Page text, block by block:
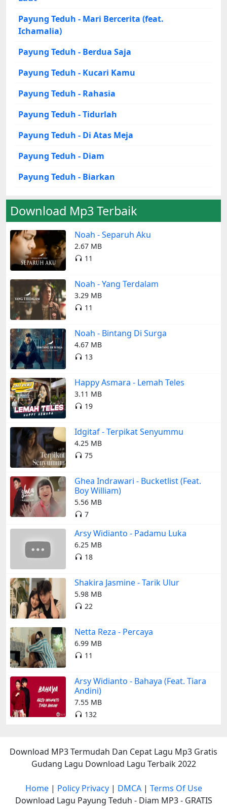
Payung Teduh - Mari Bercerita (feat.
Ichamalia)
Payung Teduh - Berdua Saja
Payung Teduh - Kucari Kamu
Payung Teduh - Rahasia
Payung Teduh - Tidurlah
Payung Teduh - Di Atas Meja
Payung Teduh - Diam
Payung Teduh - Biarkan
Download Mp3 Terbaik
Noah - Separuh Aku
2.67 MB
11
Noah - Yang Terdalam
3.29 MB
11
Noah - Bintang Di Surga
4.67 MB
13
Happy Asmara - Lemah Teles
3.11 MB
19
Idgitaf - Terpikat Senyummu
4.25 MB
75
Ghea Indrawari - Bucketlist (Feat.
Boy William)
5.56 MB
7
Arsy Widianto - Padamu Luka
6.25 MB
18
Shakira Jasmine - Tarik Ulur
5.98 MB
22
Netta Reza - Percaya
6.99 MB
11
Arsy Widianto - Bahaya (Feat. Tiara
Andini)
7.55 MB
132
Download MP3 Termudah Dan Cepat Lagu Mp3 Gratis
Gudang Lagu Download Lagu Terbaik 2022
Home| Policy Privacy| DMCA| Terms Of Use
Download Lagu Payung Teduh - Diam MP3 - GRATIS